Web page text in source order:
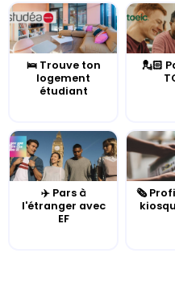
🛌 Trouve ton
logement
étudiant
💂🏻
✈️ Pars à
l'étranger avec
EF
🗞️